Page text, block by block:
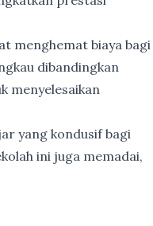
menghemat biaya bagi
dibandingkan
menyelesaikan
yang kondusif bagi
ini juga memadai,